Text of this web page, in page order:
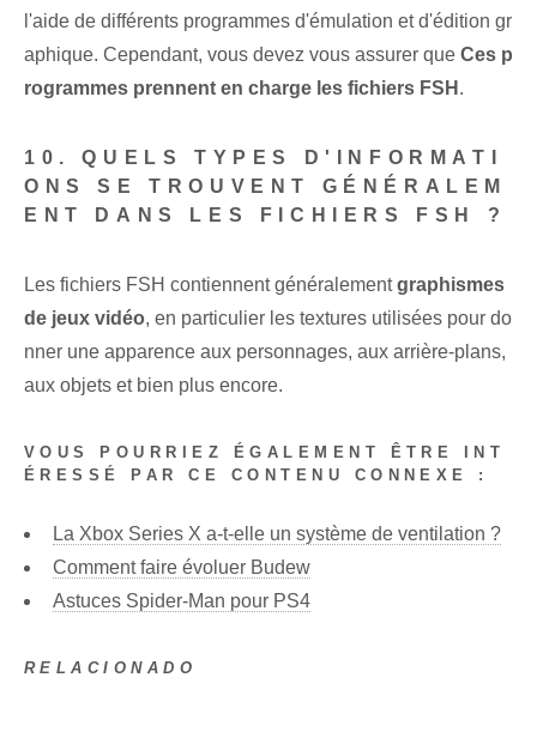
l'aide de différents programmes d'émulation et d'édition gr
aphique. ⁢Cependant, vous devez vous assurer que Ces p
rogrammes prennent en charge les fichiers FSH .
10. QUELS TYPES D'INFORMATI
ONS SE TROUVENT GÉNÉRALEM
ENT DANS LES FICHIERS FSH ?
Les fichiers FSH contiennent généralementgraphismes
de jeux vidéo, en particulier les textures utilisées pour do
nner une apparence aux personnages, aux arrière-plans,
aux objets et bien plus encore.
VOUS POURRIEZ ÉGALEMENT ÊTRE INT
ÉRESSÉ PAR CE CONTENU CONNEXE :
La Xbox Series X a-t-elle un système de ventilation ?
Comment faire évoluer Budew
Astuces Spider-Man pour PS4
RELACIONADO